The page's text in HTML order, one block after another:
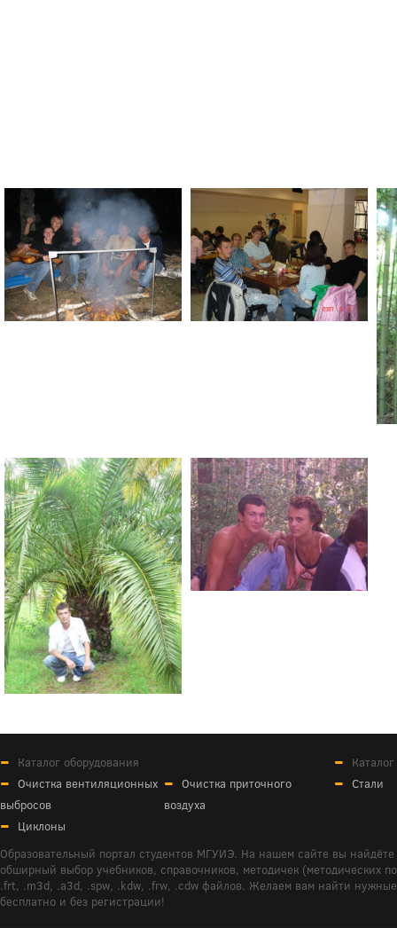
Каталог оборудования
Очистка вентиляционных
выбросов
Очистка приточного
воздуха
Циклоны
Стали
Образовательный портал студентов МГУИЭ. На нашем сайте вы
обширный выбор учебников, справочников, методичек (методических
.frt, .m3d, .a3d, .spw, .kdw, .frw, .cdw файлов. Желаем вам найти
бесплатно и без регистрации!